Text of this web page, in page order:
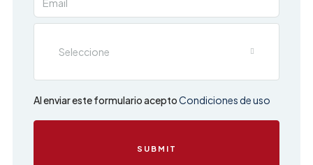
Seleccione
Al enviar este formulario aceptoCondiciones de uso
SUBMIT